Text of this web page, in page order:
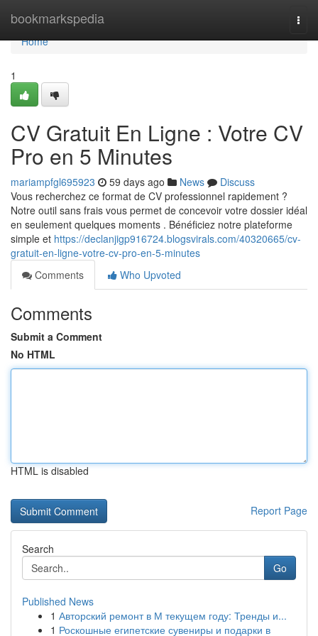
bookmarkspedia
Home
Home
1
CV Gratuit En Ligne : Votre CV
Pro en 5 Minutes
mariampfgl695923 59 days ago News
Discuss
Vous recherchez ce format de CV professionnel rapidement ?
Notre outil sans frais vous permet de concevoir votre dossier idéal
en seulement quelques moments . Bénéficiez notre plateforme
simple et https://declanjigp916724.blogsvirals.com/40320665/cv-
gratuit-en-ligne-votre-cv-pro-en-5-minutes
Comments
Who Upvoted
Comments
Submit a Comment
No HTML
HTML is disabled
Report Page
Search
Go
Published News
1 Авторский ремонт в М текущем году: Тренды и...
1 Роскошные египетские сувениры и подарки в